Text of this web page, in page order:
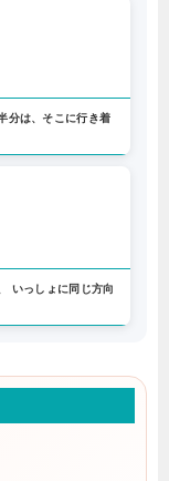
分は、そこに行き着
いっしょに同じ方向